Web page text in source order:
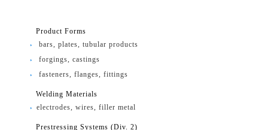
Product Forms
bars, plates, tubular products
forgings, castings
fasteners, flanges, fittings
Welding Materials
electrodes, wires, filler metal
Prestressing Systems (Div. 2)